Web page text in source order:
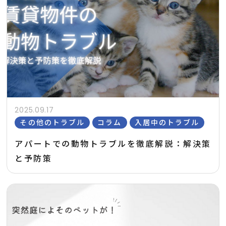
2025.09.17
その他のトラブル
コラム 入居中のトラブル
アパートでの動物トラブルを徹底解説：解決策
と予防策